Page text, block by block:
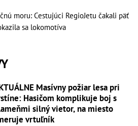
moru: Cestujúci RegioJetu čakali päť
sa lokomotíva
Masívny požiar lesa pri
Hasičom komplikuje boj s
silný vietor, na miesto
vrtuľník